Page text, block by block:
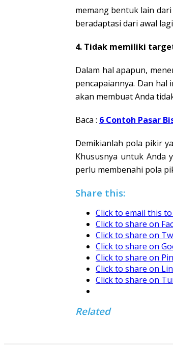
memang bentuk lain
beradaptasi dari awal
4. Tidak memiliki
Dalam hal apapun,
pencapaiannya. Dan hal
akan membuat Anda
Baca : 6 Contoh Pasar
Demikianlah pola pikir
Khususnya untuk Anda
perlu membenahi pola
Share this:
Click to email this
Click to share on
Click to share on
Click to share on
Click to share on
Click to share on
Click to share on
Related